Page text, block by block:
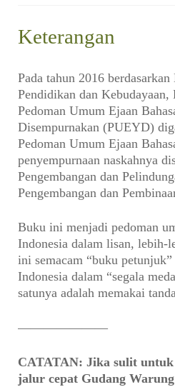
Keterangan
Pada tahun 2016
Pendidikan dan Kebudayaan,
Pedoman Umum Ejaan
Disempurnakan (PUEYD)
Pedoman Umum Ejaan
penyempurnaan naskahnya
Pengembangan dan
Pengembangan dan
Buku ini menjadi pedoman
Indonesia dalam lisan, lebih-
ini semacam “buku
Indonesia dalam “segala
satunya adalah memakai
———————
CATATAN: Jika sulit
jalur cepat Gudang